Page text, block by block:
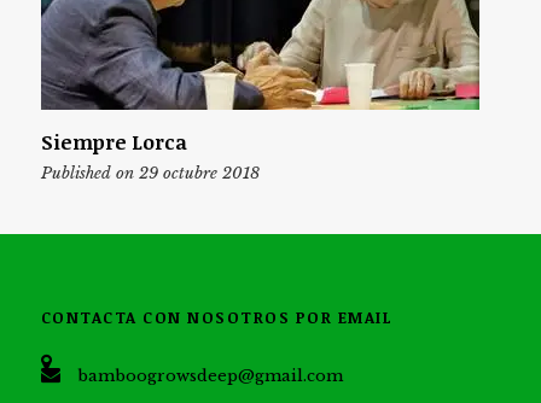
Siempre Lorca
Published on 29 octubre 2018
CONTACTA CON NOSOTROS POR EMAIL
bamboogrowsdeep@gmail.com